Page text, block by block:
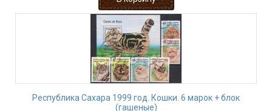
Республика Сахара 1999 год. Кошки. 6 марок + блок
(гашеные)